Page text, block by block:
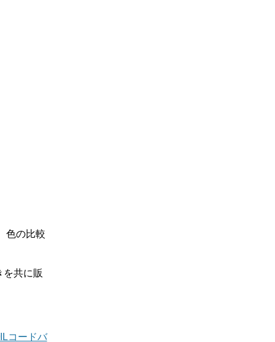
色の比較
を共に販
コードバ